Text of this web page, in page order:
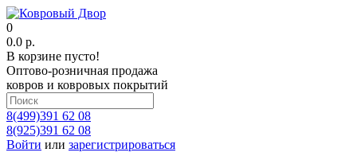
0
0.0 р.
В корзине пусто!
Оптово-розничная продажа
ковров и ковровых покрытий
8(499)391 62 08
8(925)391 62 08
Войти или зарегистрироваться